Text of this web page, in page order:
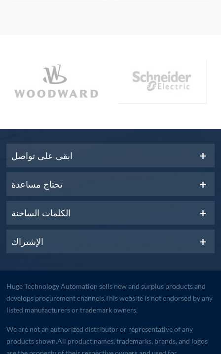
ابقى على تواصل
تحتاج مساعدة
الكلمات الساخنة
الإشتراك
Huge Technology Automation sells new and surplus products and
develops procurement channels.This website is not endorsed by any
listed manufacturers or trademark owners.
We are not an authorized distributor or representative of any
products shown.All product names, trademarks, brands, and logos